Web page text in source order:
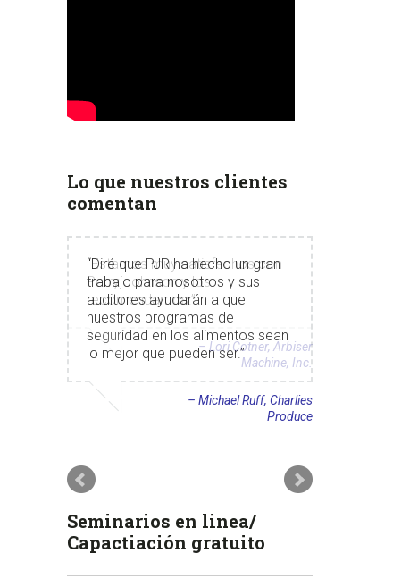
Lo que nuestros clientes
comentan
Estamos muy satisfechos con
Perry Johnson y los
recomendamos.
Lori Cotner Arbiser
Machine, Inc.
Seminarios en linea/
Capactiación gratuito
Próximos seminarios en linea